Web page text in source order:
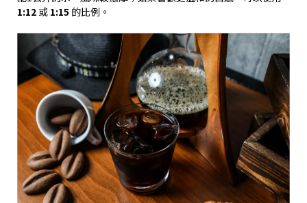
1:12 或 1:15 的比例。